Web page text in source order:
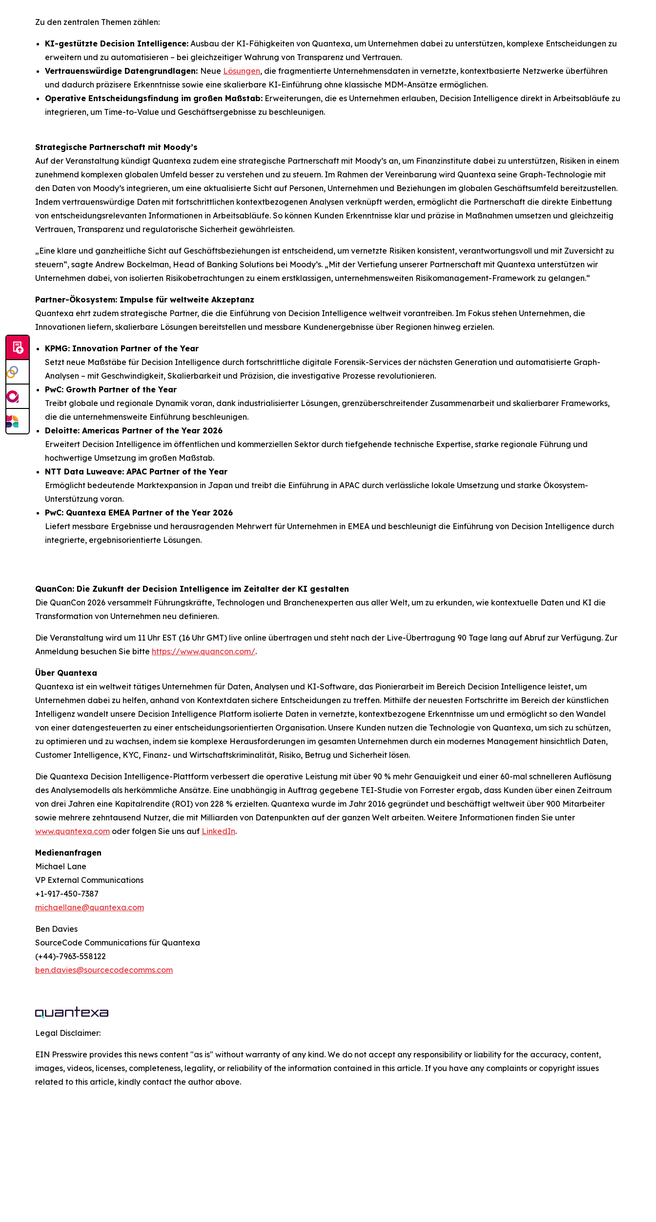
Zu den zentralen Themen zählen:
KI-gestützte Decision Intelligence: Ausbau der KI-Fähigkeiten von Quantexa, um Unternehmen dabei zu unterstützen, komplexe Entscheidungen zu
erweitern und zu automatisieren – bei gleichzeitiger Wahrung von Transparenz und Vertrauen.
Vertrauenswürdige Datengrundlagen: Neue Lösungen, die fragmentierte Unternehmensdaten in vernetzte, kontextbasierte Netzwerke überführen
und dadurch präzisere Erkenntnisse sowie eine skalierbare KI-Einführung ohne klassische MDM-Ansätze ermöglichen.
Operative Entscheidungsfindung im großen Maßstab: Erweiterungen, die es Unternehmen erlauben, Decision Intelligence direkt in Arbeitsabläufe zu
integrieren, um Time-to-Value und Geschäftsergebnisse zu beschleunigen.
Strategische Partnerschaft mit Moody’s
Auf der Veranstaltung kündigt Quantexa zudem eine strategische Partnerschaft mit Moody’s an, um Finanzinstitute dabei zu unterstützen, Risiken in einem
zunehmend komplexen globalen Umfeld besser zu verstehen und zu steuern. Im Rahmen der Vereinbarung wird Quantexa seine Graph-Technologie mit
den Daten von Moody’s integrieren, um eine aktualisierte Sicht auf Personen, Unternehmen und Beziehungen im globalen Geschäftsumfeld bereitzustellen.
Indem vertrauenswürdige Daten mit fortschrittlichen kontextbezogenen Analysen verknüpft werden, ermöglicht die Partnerschaft die direkte Einbettung
von entscheidungsrelevanten Informationen in Arbeitsabläufe. So können Kunden Erkenntnisse klar und präzise in Maßnahmen umsetzen und gleichzeitig
Vertrauen, Transparenz und regulatorische Sicherheit gewährleisten.
„Eine klare und ganzheitliche Sicht auf Geschäftsbeziehungen ist entscheidend, um vernetzte Risiken konsistent, verantwortungsvoll und mit Zuversicht zu
steuern“, sagte Andrew Bockelman, Head of Banking Solutions bei Moody’s. „Mit der Vertiefung unserer Partnerschaft mit Quantexa unterstützen wir
Unternehmen dabei, von isolierten Risikobetrachtungen zu einem erstklassigen, unternehmensweiten Risikomanagement-Framework zu gelangen.“
Partner-Ökosystem: Impulse für weltweite Akzeptanz
Quantexa ehrt zudem strategische Partner, die die Einführung von Decision Intelligence weltweit vorantreiben. Im Fokus stehen Unternehmen, die
Innovationen liefern, skalierbare Lösungen bereitstellen und messbare Kundenergebnisse über Regionen hinweg erzielen.
KPMG: Innovation Partner of the Year
Setzt neue Maßstäbe für Decision Intelligence durch fortschrittliche digitale Forensik-Services der nächsten Generation und automatisierte Graph-
Analysen – mit Geschwindigkeit, Skalierbarkeit und Präzision, die investigative Prozesse revolutionieren.
PwC: Growth Partner of the Year
Treibt globale und regionale Dynamik voran, dank industrialisierter Lösungen, grenzüberschreitender Zusammenarbeit und skalierbarer Frameworks,
die die unternehmensweite Einführung beschleunigen.
Deloitte: Americas Partner of the Year 2026
Erweitert Decision Intelligence im öffentlichen und kommerziellen Sektor durch tiefgehende technische Expertise, starke regionale Führung und
hochwertige Umsetzung im großen Maßstab.
NTT Data Luweave: APAC Partner of the Year
Ermöglicht bedeutende Marktexpansion in Japan und treibt die Einführung in APAC durch verlässliche lokale Umsetzung und starke Ökosystem-
Unterstützung voran.
PwC: Quantexa EMEA Partner of the Year 2026
Liefert messbare Ergebnisse und herausragenden Mehrwert für Unternehmen in EMEA und beschleunigt die Einführung von Decision Intelligence durch
integrierte, ergebnisorientierte Lösungen.
QuanCon: Die Zukunft der Decision Intelligence im Zeitalter der KI gestalten
Die QuanCon 2026 versammelt Führungskräfte, Technologen und Branchenexperten aus aller Welt, um zu erkunden, wie kontextuelle Daten und KI die
Transformation von Unternehmen neu definieren.
Die Veranstaltung wird um 11 Uhr EST (16 Uhr GMT) live online übertragen und steht nach der Live-Übertragung 90 Tage lang auf Abruf zur Verfügung. Zur
Anmeldung besuchen Sie bitte https://www.quancon.com/.
Über Quantexa
Quantexa ist ein weltweit tätiges Unternehmen für Daten, Analysen und KI-Software, das Pionierarbeit im Bereich Decision Intelligence leistet, um
Unternehmen dabei zu helfen, anhand von Kontextdaten sichere Entscheidungen zu treffen. Mithilfe der neuesten Fortschritte im Bereich der künstlichen
Intelligenz wandelt unsere Decision Intelligence Platform isolierte Daten in vernetzte, kontextbezogene Erkenntnisse um und ermöglicht so den Wandel
von einer datengesteuerten zu einer entscheidungsorientierten Organisation. Unsere Kunden nutzen die Technologie von Quantexa, um sich zu schützen,
zu optimieren und zu wachsen, indem sie komplexe Herausforderungen im gesamten Unternehmen durch ein modernes Management hinsichtlich Daten,
Customer Intelligence, KYC, Finanz- und Wirtschaftskriminalität, Risiko, Betrug und Sicherheit lösen.
Die Quantexa Decision Intelligence-Plattform verbessert die operative Leistung mit über 90 % mehr Genauigkeit und einer 60-mal schnelleren Auflösung
des Analysemodells als herkömmliche Ansätze. Eine unabhängig in Auftrag gegebene TEI-Studie von Forrester ergab, dass Kunden über einen Zeitraum
von drei Jahren eine Kapitalrendite (ROI) von 228 % erzielten. Quantexa wurde im Jahr 2016 gegründet und beschäftigt weltweit über 900 Mitarbeiter
sowie mehrere zehntausend Nutzer, die mit Milliarden von Datenpunkten auf der ganzen Welt arbeiten. Weitere Informationen finden Sie unter
www.quantexa.com oder folgen Sie uns auf LinkedIn.
Medienanfragen
Michael Lane
VP External Communications
+1-917-450-7387
michaellane@quantexa.com
Ben Davies
SourceCode Communications für Quantexa
(+44)-7963-558122
ben.davies@sourcecodecomms.com
Legal Disclaimer:
EIN Presswire provides this news content "as is" without warranty of any kind. We do not accept any responsibility or liability for the accuracy, content,
images, videos, licenses, completeness, legality, or reliability of the information contained in this article. If you have any complaints or copyright issues
related to this article, kindly contact the author above.